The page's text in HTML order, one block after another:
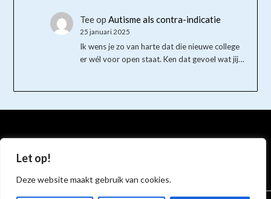
Let op!
Deze website maakt gebruik van cookies.
TeeopAutisme als contra-indicatie
25 januari 2025
Ik wens je zo van harte dat die nieuwe college
er wél voor open staat. Ken dat gevoel wat jij…
BlueskyInstagram